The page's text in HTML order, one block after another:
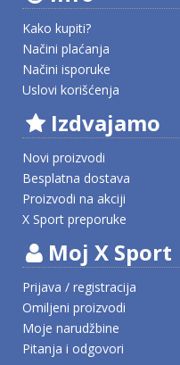
Kako kupiti?
Načini plaćanja
Načini isporuke
Uslovi korišćenja
Izdvajamo
Novi proizvodi
Besplatna dostava
Proizvodi na akciji
X Sport preporuke
Moj X Sport
Prijava / registracija
Omiljeni proizvodi
Moje narudžbine
Pitanja i odgovori